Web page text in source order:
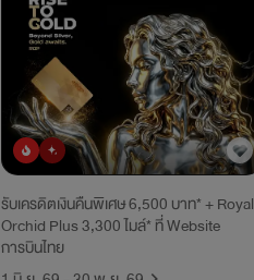
ยอดนิยมมาใหม่
รับเครดิตเงินคืนพิเศษ 6,500 บาท* + Royal
Orchid Plus 3,300 ไมล์* ที่ Website
การบินไทย